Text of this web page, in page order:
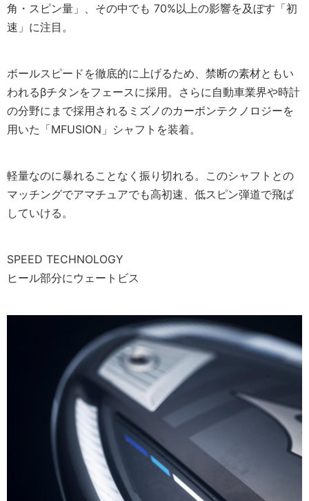
角・スピン量」、その中でも 70%以上の影響を及ぼす「初
速」に注目。
ボールスピードを徹底的に上げるため、禁断の素材ともい
われるβチタンをフェースに採用。さらに自動車業界や時計
の分野にまで採用されるミズノのカーボンテクノロジーを
用いた「MFUSION」シャフトを装着。
軽量なのに暴れることなく振り切れる。このシャフトとの
マッチングでアマチュアでも高初速、低スピン弾道で飛ば
していける。
SPEED TECHNOLOGY
ヒール部分にウェートビス